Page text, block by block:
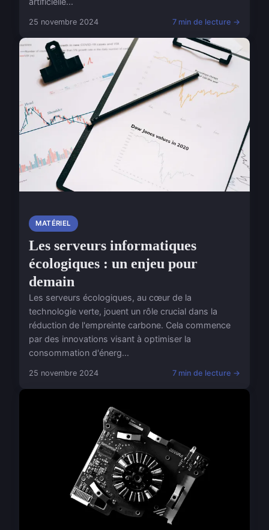
25 novembre 2024 7 min de lecture →
MATÉRIEL
Les serveurs informatiques
écologiques : un enjeu pour
demain
Les serveurs écologiques, au cœur de la
technologie verte, jouent un rôle crucial dans la
réduction de l'empreinte carbone. Cela commence
par des innovations visant à optimiser la
consommation d'énerg...
25 novembre 2024 7 min de lecture →